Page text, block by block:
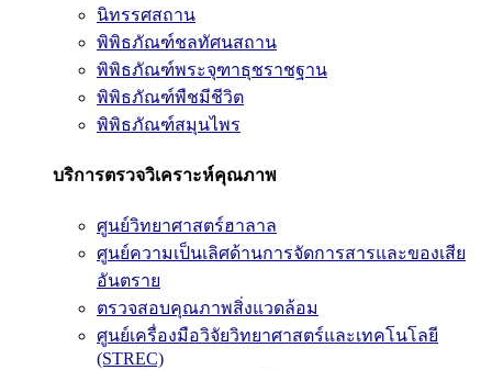
นิทรรศสถาน
พิพิธภัณฑ์ชลทัศนสถาน
พิพิธภัณฑ์พระจุฑาธุชราชฐาน
พิพิธภัณฑ์พืชมีชีวิต
พิพิธภัณฑ์สมุนไพร
บริการตรวจวิเคราะห์คุณภาพ
ศูนย์วิทยาศาสตร์ฮาลาล
ศูนย์ความเป็นเลิศด้านการจัดการสารและของเสีย
อันตราย
ตรวจสอบคุณภาพสิ่งแวดล้อม
ศูนย์เครื่องมือวิจัยวิทยาศาสตร์และเทคโนโลยี
(STREC)